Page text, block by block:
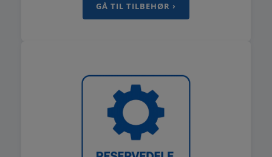
GÅ TIL TILBEHØR ›